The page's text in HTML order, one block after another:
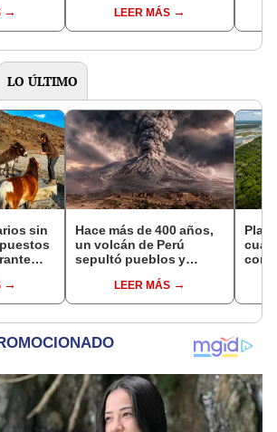
en redes: "Es icónico"
LEER MÁS
LO ÚLTIMO
sin
burros
Hace más de 400 años,
un volcán de Perú
sepultó pueblos y
veranos más fríos de la
historia: sigue bajo
LEER MÁS